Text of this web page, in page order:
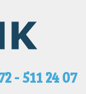
- 511 24 07